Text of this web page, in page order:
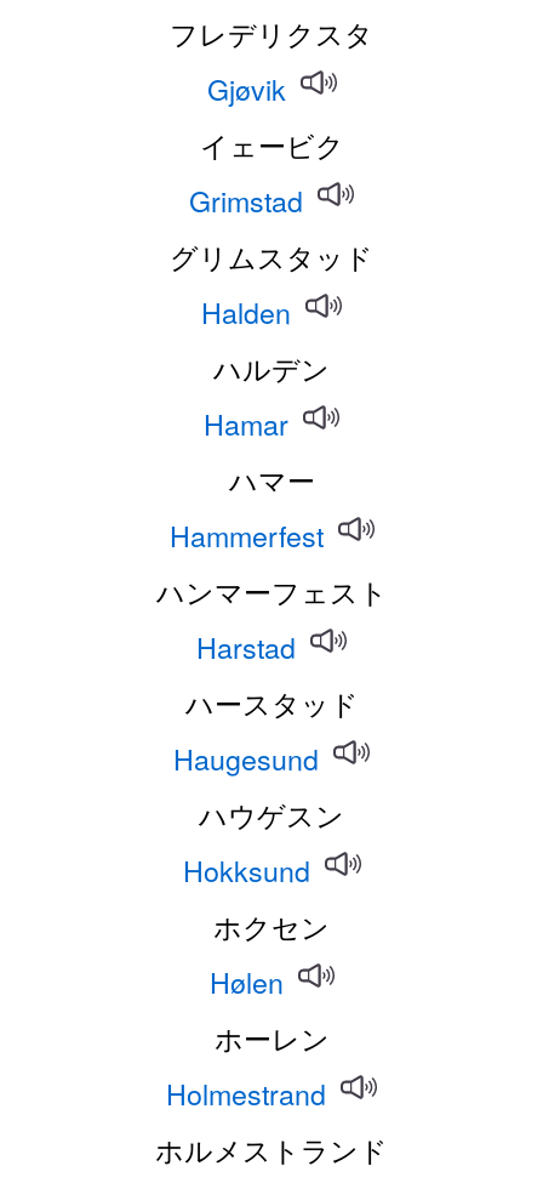
フレデリクスタ
Gjøvik
イェービク
Grimstad
グリムスタッド
Halden
ハルデン
Hamar
ハマー
Hammerfest
ハンマーフェスト
Harstad
ハースタッド
Haugesund
ハウゲスン
Hokksund
ホクセン
Hølen
ホーレン
Holmestrand
ホルメストランド